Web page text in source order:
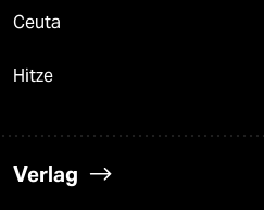
Ceuta
Hitze
Verlag